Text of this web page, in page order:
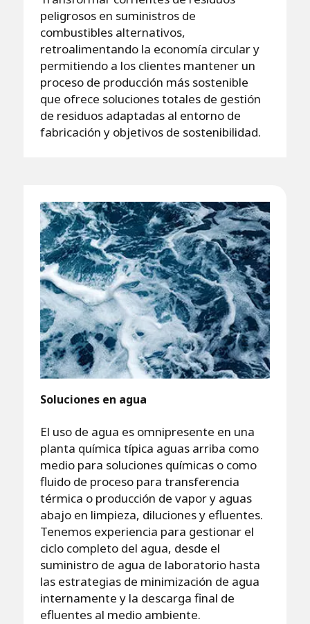
peligrosos en suministros de
combustibles alternativos,
retroalimentando la economía circular y
permitiendo a los clientes mantener un
proceso de producción más sostenible
que ofrece soluciones totales de gestión
de residuos adaptadas al entorno de
fabricación y objetivos de sostenibilidad.
Soluciones en agua
El uso de agua es omnipresente en una
planta química típica aguas arriba como
medio para soluciones químicas o como
fluido de proceso para transferencia
térmica o producción de vapor y aguas
abajo en limpieza, diluciones y efluentes.
Tenemos experiencia para gestionar el
ciclo completo del agua, desde el
suministro de agua de laboratorio hasta
las estrategias de minimización de agua
internamente y la descarga final de
efluentes al medio ambiente.